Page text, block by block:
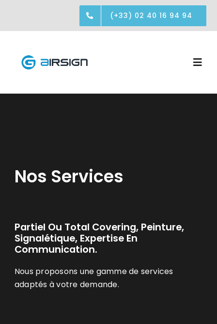
contenu
(+33) 02 40 16 94 94
Nos Services
Partiel Ou Total Covering, Peinture,
Signalétique, Expertise En
Communication.
Nous proposons une gamme de services
adaptés à votre demande.